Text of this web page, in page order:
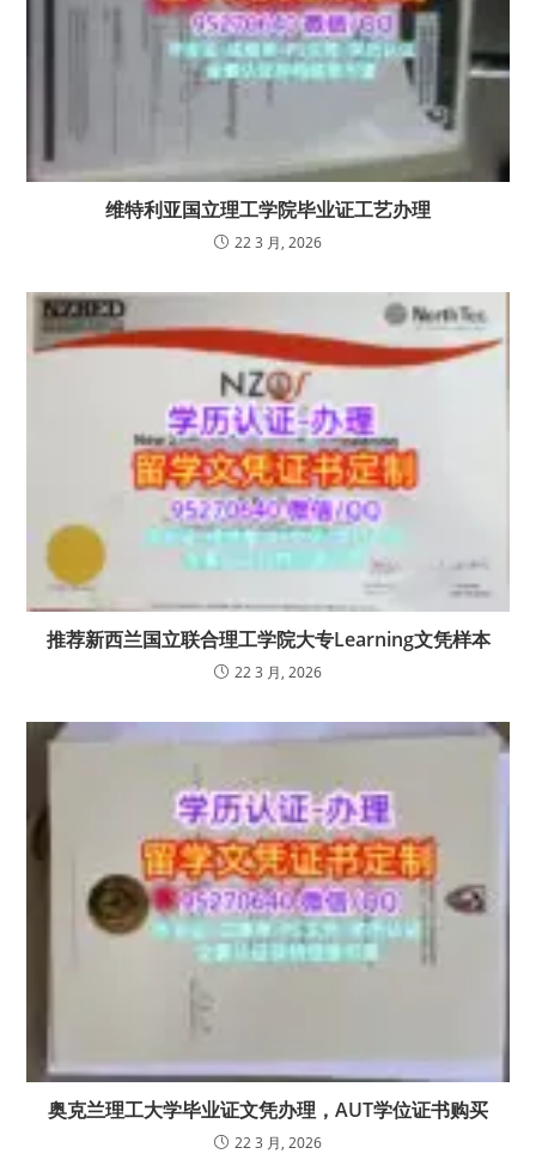
维特利亚国立理工学院毕业证工艺办理
22 3 月, 2026
推荐新西兰国立联合理工学院大专Learning文凭样本
22 3 月, 2026
奥克兰理工大学毕业证文凭办理，AUT学位证书购买
22 3 月, 2026